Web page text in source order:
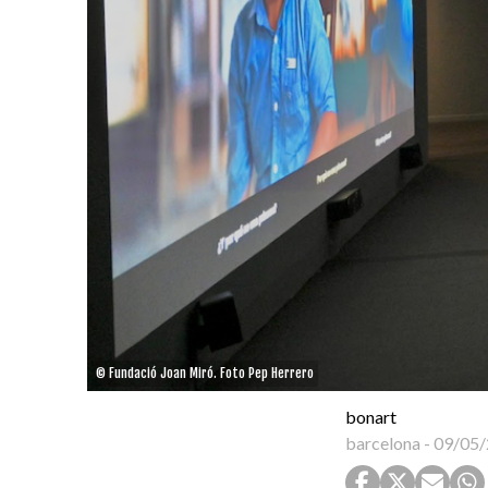
© Fundació Joan Miró. Foto Pep Herrero
bonart
barcelona - 09/